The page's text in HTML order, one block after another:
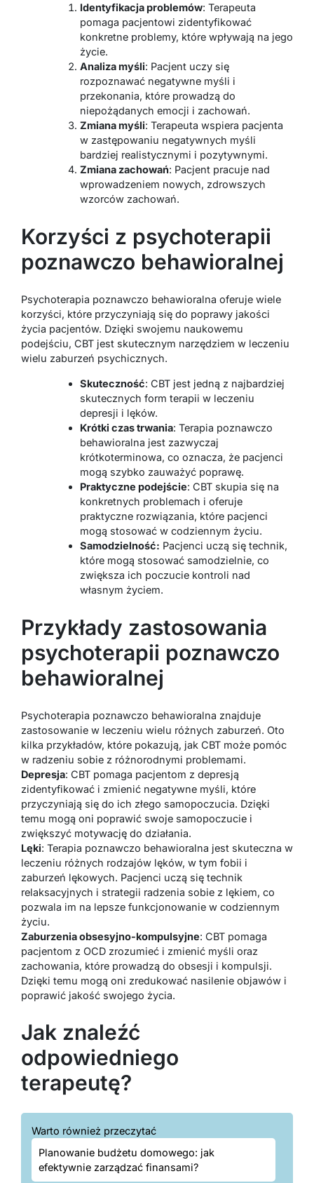
Identyfikacja problemów: Terapeuta
pomaga pacjentowi zidentyfikować
konkretne problemy, które wpływają na jego
życie.
Analiza myśli: Pacjent uczy się
rozpoznawać negatywne myśli i
przekonania, które prowadzą do
niepożądanych emocji i zachowań.
Zmiana myśli: Terapeuta wspiera pacjenta
w zastępowaniu negatywnych myśli
bardziej realistycznymi i pozytywnymi.
Zmiana zachowań: Pacjent pracuje nad
wprowadzeniem nowych, zdrowszych
wzorców zachowań.
Korzyści z psychoterapii
poznawczo behawioralnej
Psychoterapia poznawczo behawioralna oferuje wiele
korzyści, które przyczyniają się do poprawy jakości
życia pacjentów. Dzięki swojemu naukowemu
podejściu, CBT jest skutecznym narzędziem w leczeniu
wielu zaburzeń psychicznych.
Skuteczność: CBT jest jedną z najbardziej
skutecznych form terapii w leczeniu
depresji i lęków.
Krótki czas trwania: Terapia poznawczo
behawioralna jest zazwyczaj
krótkoterminowa, co oznacza, że pacjenci
mogą szybko zauważyć poprawę.
Praktyczne podejście: CBT skupia się na
konkretnych problemach i oferuje
praktyczne rozwiązania, które pacjenci
mogą stosować w codziennym życiu.
Samodzielność: Pacjenci uczą się technik,
które mogą stosować samodzielnie, co
zwiększa ich poczucie kontroli nad
własnym życiem.
Przykłady zastosowania
psychoterapii poznawczo
behawioralnej
Psychoterapia poznawczo behawioralna znajduje
zastosowanie w leczeniu wielu różnych zaburzeń. Oto
kilka przykładów, które pokazują, jak CBT może pomóc
w radzeniu sobie z różnorodnymi problemami.
Depresja: CBT pomaga pacjentom z depresją
zidentyfikować i zmienić negatywne myśli, które
przyczyniają się do ich złego samopoczucia. Dzięki
temu mogą oni poprawić swoje samopoczucie i
zwiększyć motywację do działania.
Lęki: Terapia poznawczo behawioralna jest skuteczna w
leczeniu różnych rodzajów lęków, w tym fobii i
zaburzeń lękowych. Pacjenci uczą się technik
relaksacyjnych i strategii radzenia sobie z lękiem, co
pozwala im na lepsze funkcjonowanie w codziennym
życiu.
Zaburzenia obsesyjno-kompulsyjne: CBT pomaga
pacjentom z OCD zrozumieć i zmienić myśli oraz
zachowania, które prowadzą do obsesji i kompulsji.
Dzięki temu mogą oni zredukować nasilenie objawów i
poprawić jakość swojego życia.
Jak znaleźć
odpowiedniego
terapeutę?
Warto również przeczytać
Planowanie budżetu domowego: jak
efektywnie zarządzać finansami?